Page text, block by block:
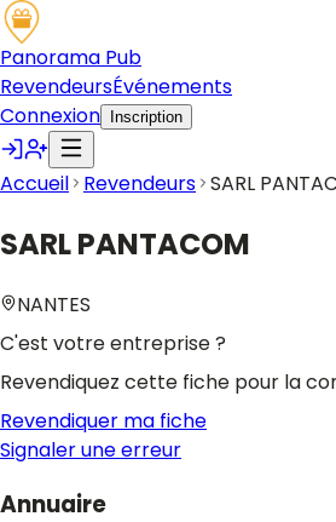
Panorama Pub
RevendeursÉvénements
Connexion
Inscription
Accueil Revendeurs SARL
SARL PANTACOM
NANTES
C'est votre entreprise ?
Revendiquez cette fiche pour la
Revendiquer ma fiche
Signaler une erreur
Annuaire